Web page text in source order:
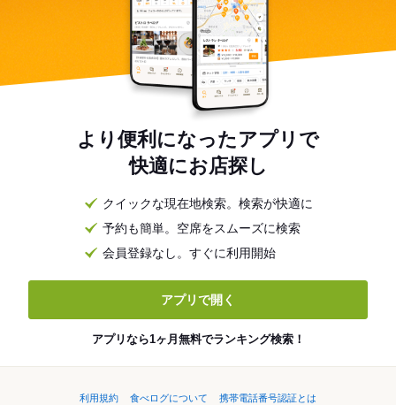
より便利になったアプリで
快適にお店探し
クイックな現在地検索。検索が快適に
予約も簡単。空席をスムーズに検索
会員登録なし。すぐに利用開始
アプリで開く
アプリなら1ヶ月無料でランキング検索！
利用規約 食べログについて
携帯電話番号認証とは